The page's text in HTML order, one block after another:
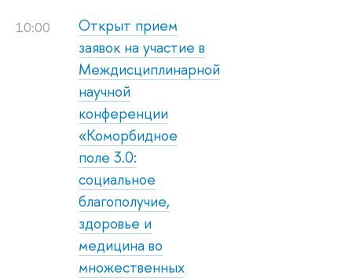
10:00
Открыт прием
заявок на участие в
Междисциплинарной
научной
конференции
«Коморбидное
поле 3.0:
социальное
благополучие,
здоровье и
медицина во
множественных